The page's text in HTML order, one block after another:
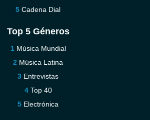
Cadena Dial
Top 5 Géneros
Música Mundial
Música Latina
Entrevistas
Top 40
Electrónica